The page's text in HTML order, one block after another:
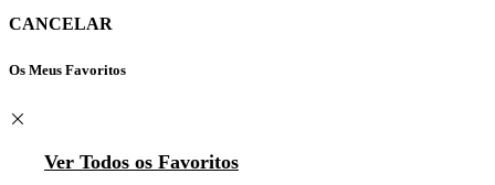
CANCELAR
Os Meus Favoritos
Ver Todos os Favoritos